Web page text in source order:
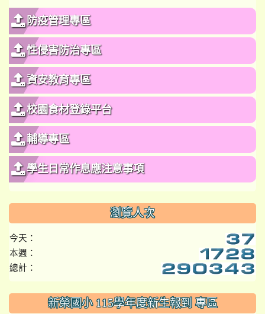
防疫管理專區
性侵害防治專區
資安教育專區
校園食材登錄平台
輔導專區
學生日常作息應注意事項
瀏覽人次
今天：
本週：
總計：
::: 新榮國小 115學年度新生報到 專區